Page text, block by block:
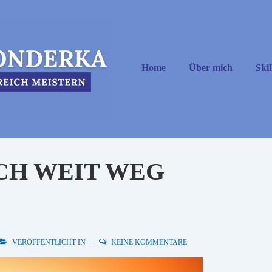
Hauptnavigation
Home Über mich
WEIT WEG
VERÖFFENTLICHT IN KEINE KOMMENTARE